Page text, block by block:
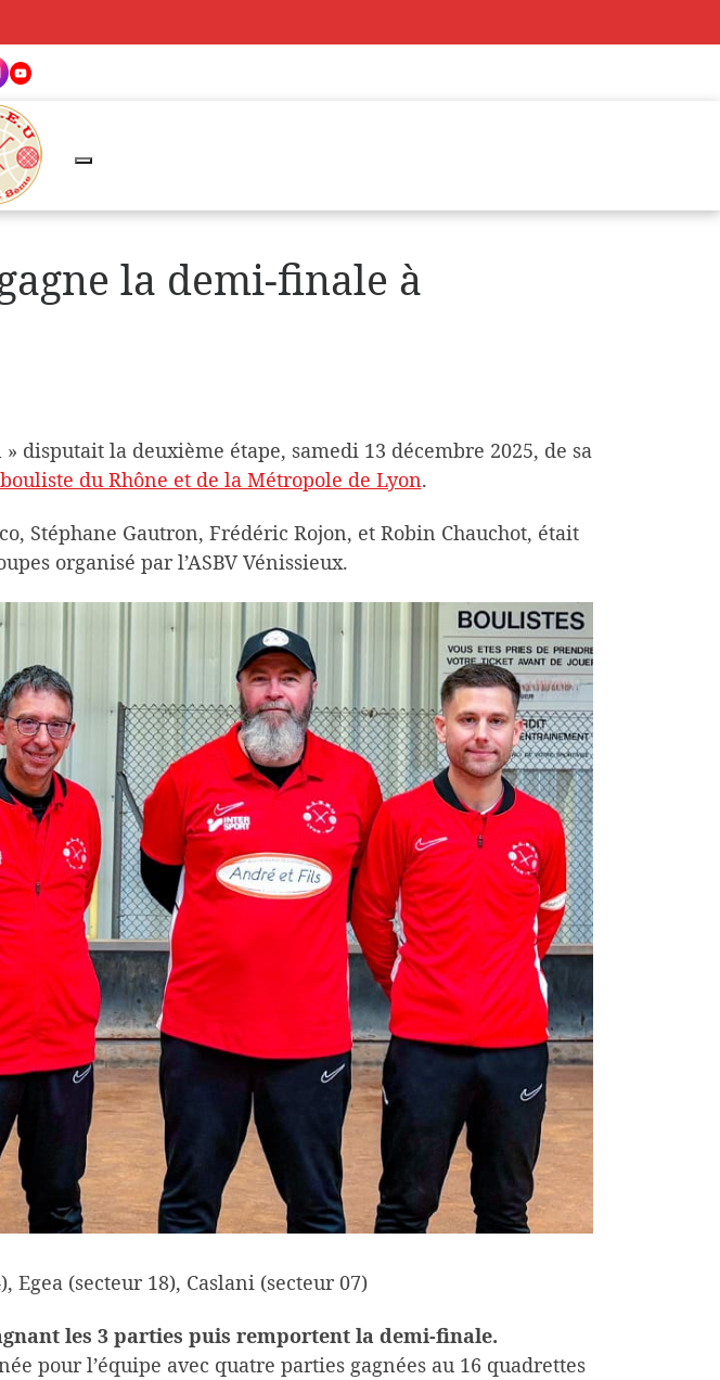
la demi-finale à
disputait la deuxième étape, samedi 13 décembre 2025, de sa
du Rhône et de la Métropole de Lyon.
Stéphane Gautron, Frédéric Rojon, et Robin Chauchot, était
organisé par l’ASBV Vénissieux.
(secteur 18), Caslani (secteur 07)
les 3 parties puis remportent la demi-finale.
pour l’équipe avec quatre parties gagnées au 16 quadrettes